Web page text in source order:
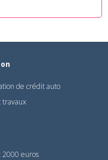
de crédit auto
travaux
2000 euros